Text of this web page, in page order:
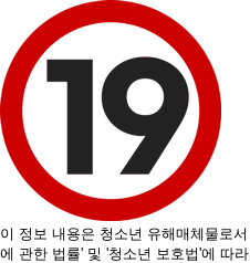
이 정보 내용은 청소년 유해매체물로
에 관한 법률' 및 '청소년 보호법'에 따